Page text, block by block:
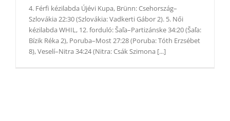
4. Férfi kézilabda Újévi Kupa, Brünn: Csehország–
Szlovákia 22:30 (Szlovákia: Vadkerti Gábor 2). 5. Női
kézilabda WHIL, 12. forduló: Šaľa–Partizánske 34:20 (Šaľa:
Bízik Réka 2), Poruba–Most 27:28 (Poruba: Tóth Erzsébet
8), Veselí–Nitra 34:24 (Nitra: Csák Szimona [...]